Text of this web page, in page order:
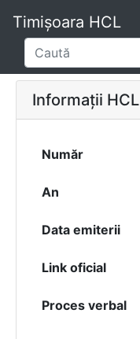
Timișoara HCL
Informații HCL
Număr
An
Data emiterii
Link oficial
Proces verbal